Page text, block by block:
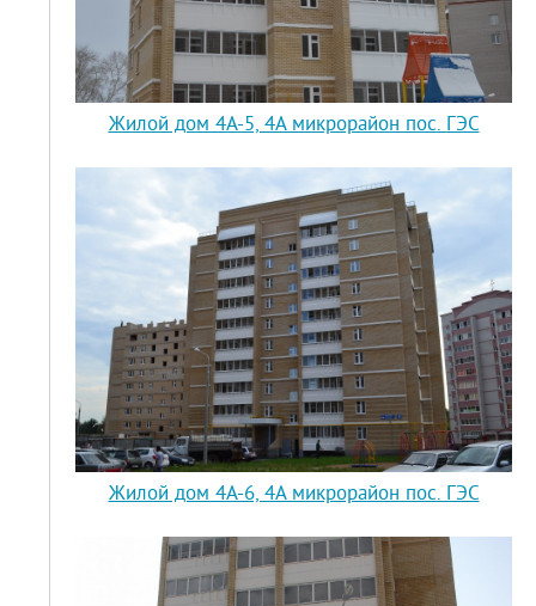
Жилой дом 4А-5, 4А микрорайон пос. ГЭС
Жилой дом 4А-6, 4А микрорайон пос. ГЭС